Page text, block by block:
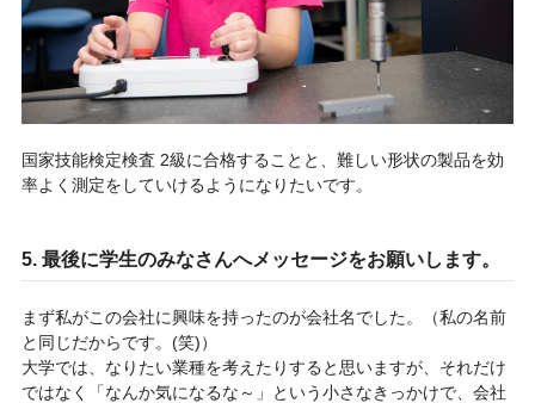
国家技能検定検査 2級に合格することと、難しい形状の製品を効
率よく測定をしていけるようになりたいです。
5. 最後に学生のみなさんへメッセージをお願いします。
まず私がこの会社に興味を持ったのが会社名でした。（私の名前
と同じだからです。(笑)）
大学では、なりたい業種を考えたりすると思いますが、それだけ
ではなく「なんか気になるな～」という小さなきっかけで、会社